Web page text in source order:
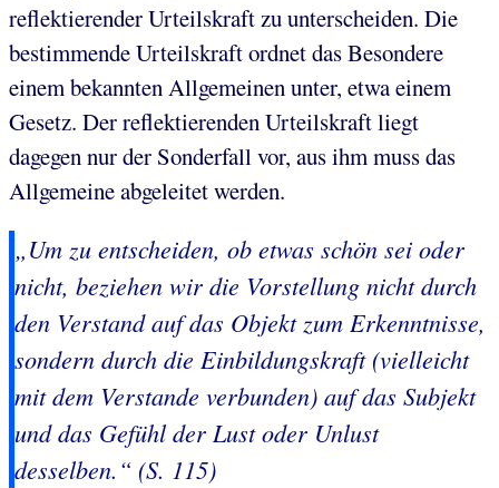
reflektierender Urteilskraft zu unterscheiden. Die
bestimmende Urteilskraft ordnet das Besondere
einem bekannten Allgemeinen unter, etwa einem
Gesetz. Der reflektierenden Urteilskraft liegt
dagegen nur der Sonderfall vor, aus ihm muss das
Allgemeine abgeleitet werden.
„Um zu entscheiden, ob etwas schön sei oder
nicht, beziehen wir die Vorstellung nicht durch
den Verstand auf das Objekt zum Erkenntnisse,
sondern durch die Einbildungskraft (vielleicht
mit dem Verstande verbunden) auf das Subjekt
und das Gefühl der Lust oder Unlust
desselben.“ (S. 115)